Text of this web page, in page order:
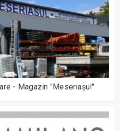
- Magazin "Meseriașul"